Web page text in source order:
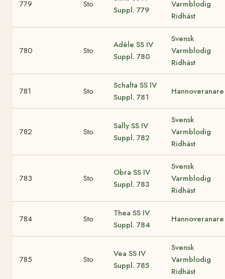
779 Sto
Suppl. 779
Varmblodig
Ridhäst
780 Sto
Adèle SS IV
Suppl. 780
Svensk
Varmblodig
Ridhäst
781 Sto
Schalta SS IV
Suppl. 781
Hannoveranare
782 Sto
SallySS IV
Suppl. 782
Svensk
Varmblodig
Ridhäst
783 Sto
Obra SS IV
Suppl. 783
Svensk
Varmblodig
Ridhäst
784 Sto
Thea SS IV
Suppl. 784
Hannoveranare
785 Sto
Vea SS IV
Suppl. 785
Svensk
Varmblodig
Ridhäst